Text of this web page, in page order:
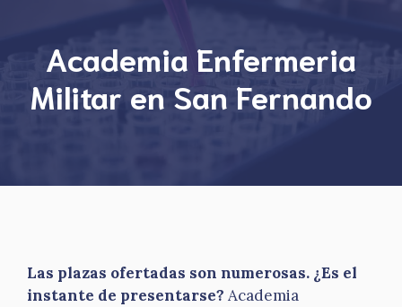
Academia Enfermeria
Militar en San Fernando
Las plazas ofertadas son numerosas. ¿Es el
instante de presentarse? Academia